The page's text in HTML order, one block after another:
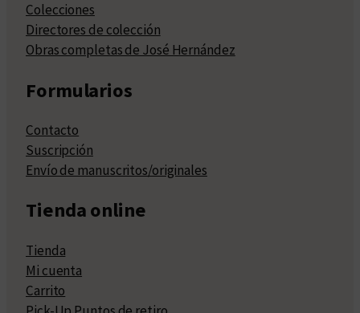
Colecciones
Directores de colección
Obras completas de José Hernández
Formularios
Contacto
Suscripción
Envío de manuscritos/originales
Tienda online
Tienda
Mi cuenta
Carrito